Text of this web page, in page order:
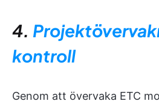
4.
kontroll
Genom att övervaka ETC